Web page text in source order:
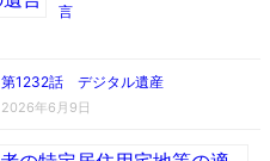
言
第1232話 デジタル遺産
2026年6月9日